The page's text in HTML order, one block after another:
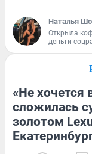
Наталья
Открыла
деньги
«Не хочется
сложилась
золотом